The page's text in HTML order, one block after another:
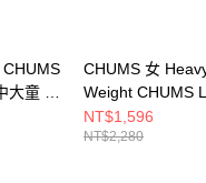
童 短
CHUMS 女
Weight CHUMS
Dress洋裝
CH181258G057
NT$1,596
NT$2,280